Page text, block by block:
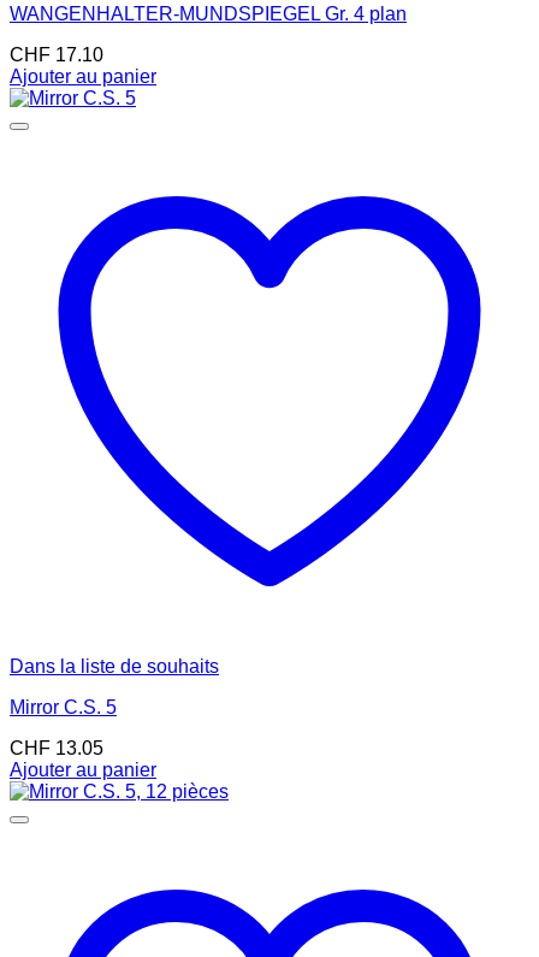
WANGENHALTER-MUNDSPIEGEL Gr. 4 plan
CHF 17.10
Ajouter au panier
Dans la liste de souhaits
Mirror C.S. 5
CHF 13.05
Ajouter au panier